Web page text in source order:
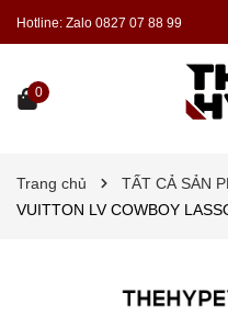
Hotline: Zalo 0827 07 88 99
0
Trang chủ TẤT CẢ SẢN
VUITTON LV COWBOY